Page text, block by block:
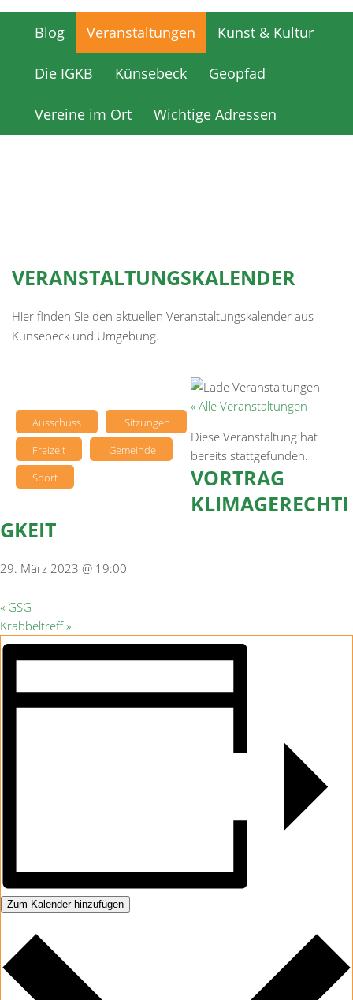
Blog Veranstaltungen Kunst & Kultur
Die IGKB Künsebeck Geopfad
Vereine im Ort Wichtige Adressen
VERANSTALTUNGSKALENDER
Hier finden Sie den aktuellen Veranstaltungskalender aus
Künsebeck und Umgebung.
Ausschuss
Sitzungen
Freizeit
Gemeinde
Sport
« Alle Veranstaltungen
Diese Veranstaltung hat
bereits stattgefunden.
VORTRAG
KLIMAGERECHTI
GKEIT
29. März 2023 @ 19:00
« GSG
Krabbeltreff»
Zum Kalender hinzufügen